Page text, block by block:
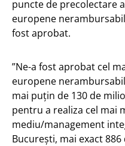
puncte de precolectare
europene
fost aprobat.
”Ne-a fost aprobat cel
europene
mai puțin de 130 de
pentru a realiza cel mai
mediu/management
București, mai exact